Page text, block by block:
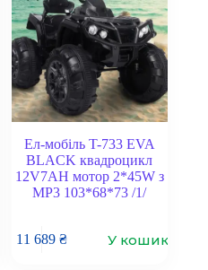
Ел-мобіль T-733 EVA
BLACK квадроцикл
12V7AH мотор 2*45W з
MP3 103*68*73 /1/
11 689 ₴ У кошик